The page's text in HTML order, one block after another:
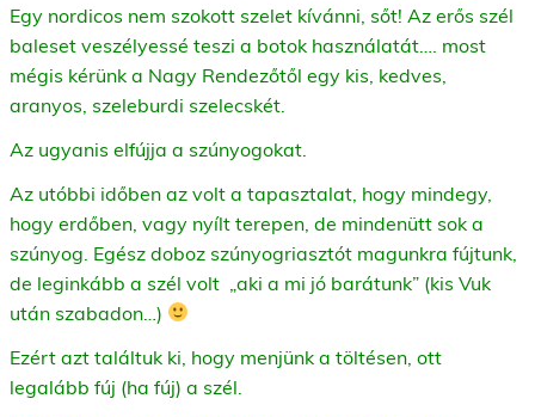
Egy nordicos nem szokott szelet kívánni, sőt! Az erős szél
baleset veszélyessé teszi a botok használatát…. most
mégis kérünk a Nagy Rendezőtől egy kis, kedves,
aranyos, szeleburdi szelecskét.
Az ugyanis elfújja a szúnyogokat.
Az utóbbi időben az volt a tapasztalat, hogy mindegy,
hogy erdőben, vagy nyílt terepen, de mindenütt sok a
szúnyog. Egész doboz szúnyogriasztót magunkra fújtunk,
de leginkább a szél volt „aki a mi jó barátunk” (kis Vuk
után szabadon…)
Ezért azt találtuk ki, hogy menjünk a töltésen, ott
legalább fúj (ha fúj) a szél.